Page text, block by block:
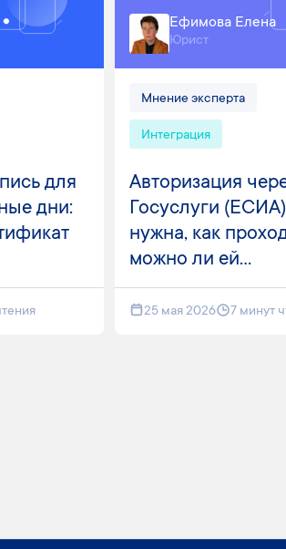
для
дни:
Ефимова Елена
Юрист
Мнение эксперта
Интеграция
Авторизация
Госуслуги
нужна, как
можно ли ей...
25 мая 2026 7 минут